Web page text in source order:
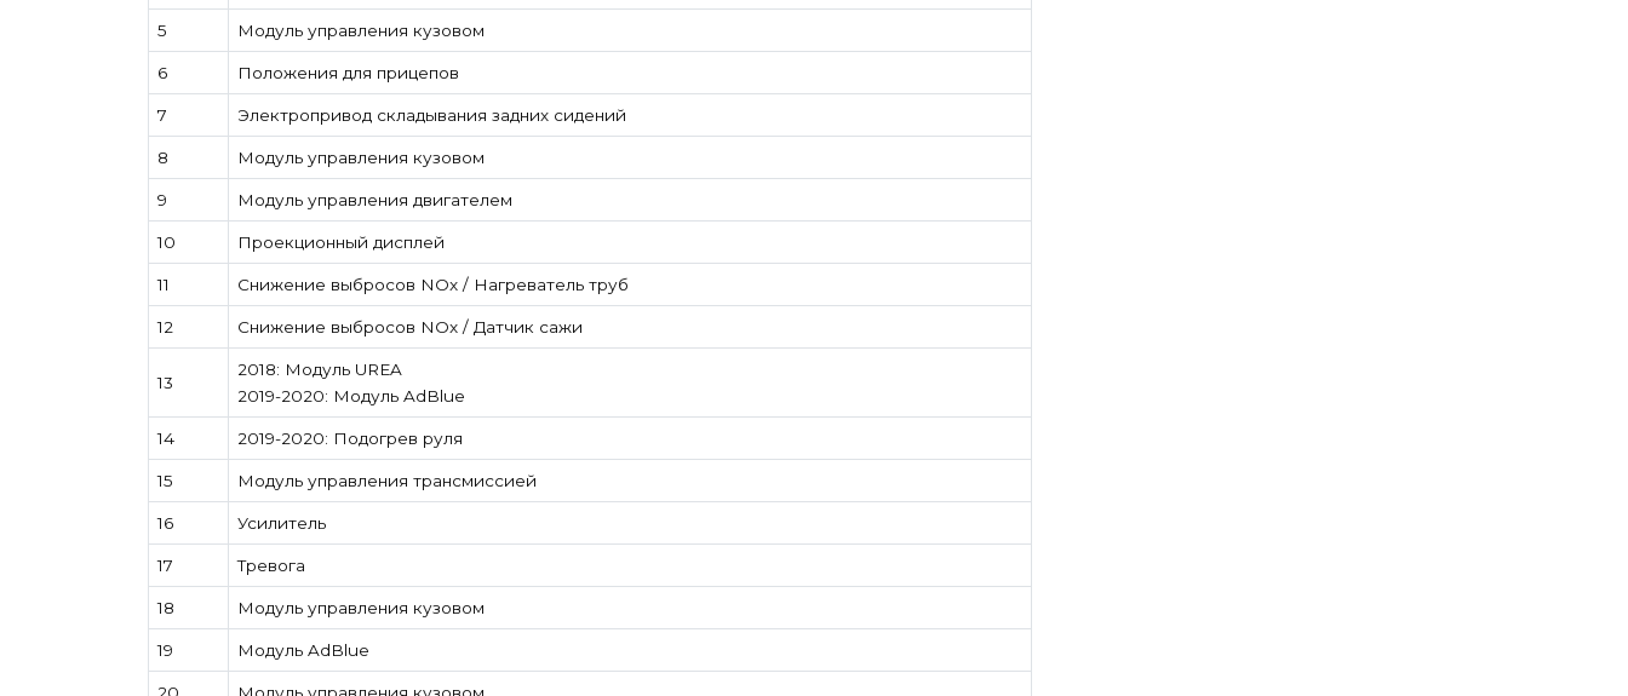
5 Модуль управления кузовом
6 Положения для прицепов
7 Электропривод складывания задних сидений
8 Модуль управления кузовом
9 Модуль управления двигателем
10 Проекционный дисплей
11 Снижение выбросов NOx / Нагреватель труб
12 Снижение выбросов NOx / Датчик сажи
13
2018: Модуль UREA
2019-2020: Модуль AdBlue
14 2019-2020: Подогрев руля
15 Модуль управления трансмиссией
16 Усилитель
17 Тревога
18 Модуль управления кузовом
19 Модуль AdBlue